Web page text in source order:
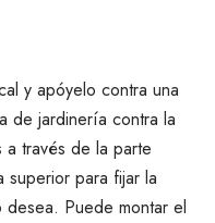
y apóyelo contra una
de jardinería contra la
través de la parte
superior para fijar la
Puede montar el